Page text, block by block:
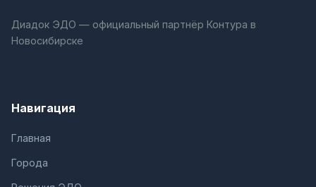
Диадок ЭДО — официальный партнёр Контура в
Новосибирске
Навигация
Главная
Города